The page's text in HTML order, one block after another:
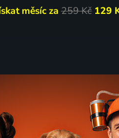
měsíc za259 Kč 129